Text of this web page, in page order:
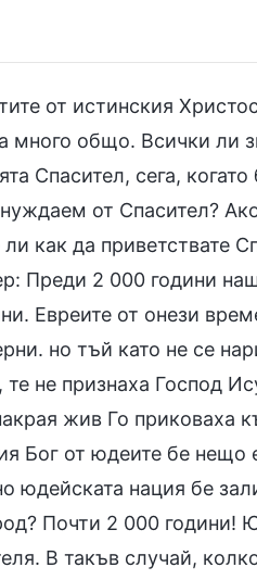
от истинския
много общо. Всички ли
Спасител, сега, когато
от Спасител?
как да приветствате
Преди 2 000 години
Евреите от онези
но тъй като не се
не признаха Господ
жив Го приковаха
Бог от юдеите бе нещо
юдейската нация бе
Почти 2 000 години!
В такъв случай,